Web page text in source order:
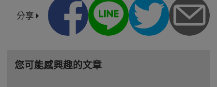
分享
您可能感興趣的文章